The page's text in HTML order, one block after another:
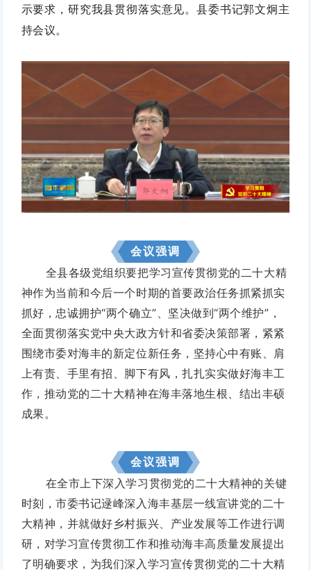
示要求，研究我县贯彻落实意见。县委书记郭文炯主
持会议。
会议强调
全县各级党组织要把学习宣传贯彻党的二十大精
神作为当前和今后一个时期的首要政治任务抓紧抓实
抓好，忠诚拥护“两个确立”、坚决做到“两个维护”，
全面贯彻落实党中央大政方针和省委决策部署，紧紧
围绕市委对海丰的新定位新任务，坚持心中有账、肩
上有责、手里有招、脚下有风，扎扎实实做好海丰工
作，推动党的二十大精神在海丰落地生根、结出丰硕
成果。
会议强调
在全市上下深入学习贯彻党的二十大精神的关键
时刻，市委书记逯峰深入海丰基层一线宣讲党的二十
大精神，并就做好乡村振兴、产业发展等工作进行调
研，对学习宣传贯彻工作和推动海丰高质量发展提出
了明确要求，为我们深入学习宣传贯彻党的二十大精